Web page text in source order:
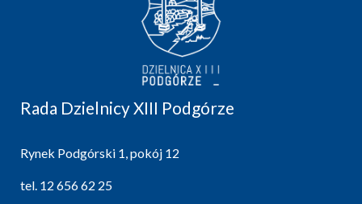
Rada Dzielnicy XIII Podgórze
Rynek Podgórski 1, pokój 12
tel. 12 656 62 25